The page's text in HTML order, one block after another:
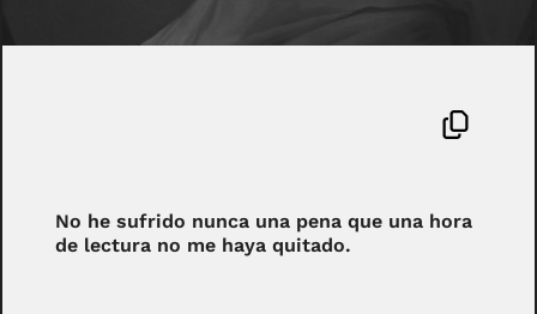
No he sufrido nunca una pena que una hora
de lectura no me haya quitado.